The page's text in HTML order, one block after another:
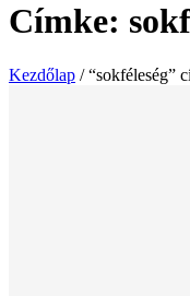
Címke:
Kezdőlap / “sokféleség”